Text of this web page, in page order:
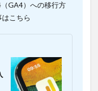
GA4）への移行方
こちら